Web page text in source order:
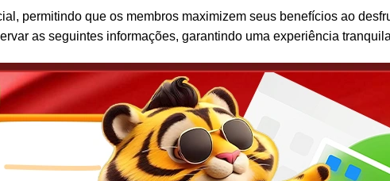
permitindo que os membros maximizem seus benefícios ao
as seguintes informações, garantindo uma experiência